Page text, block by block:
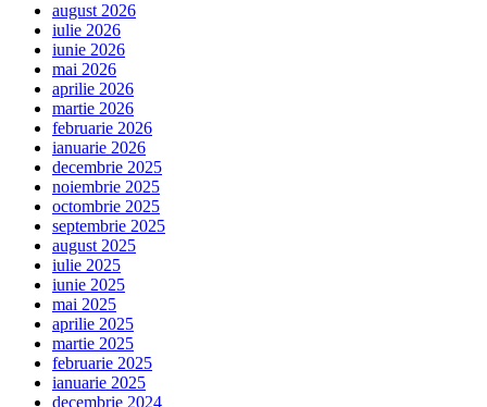
august 2026
iulie 2026
iunie 2026
mai 2026
aprilie 2026
martie 2026
februarie 2026
ianuarie 2026
decembrie 2025
noiembrie 2025
octombrie 2025
septembrie 2025
august 2025
iulie 2025
iunie 2025
mai 2025
aprilie 2025
martie 2025
februarie 2025
ianuarie 2025
decembrie 2024